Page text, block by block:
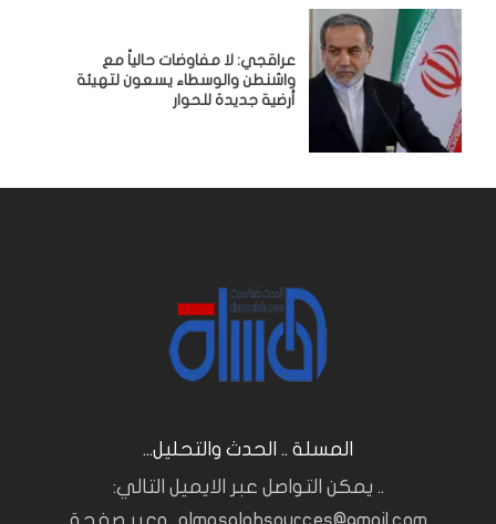
عراقجي: لا مفاوضات حالياً مع
واشنطن والوسطاء يسعون لتهيئة
أرضية جديدة للحوار
المسلة .. الحدث والتحليل...
.. يمكن التواصل عبر الايميل التالي: